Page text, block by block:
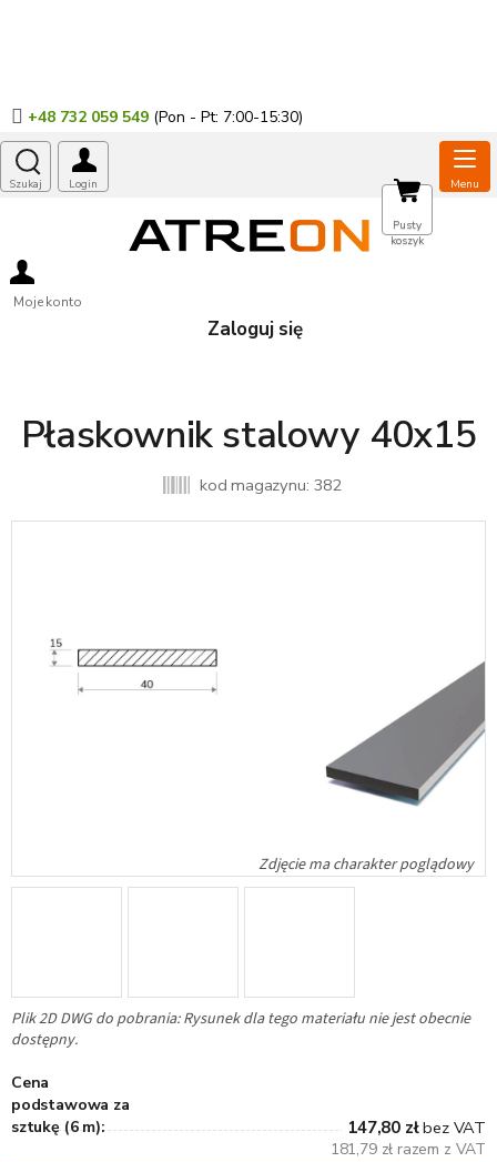
+48 732 059 549
Moje konto
Zaloguj się
KOSZYK
Pusty
koszyk
Płaskownik stalowy 40x15
kod magazynu: 382
Plik 2D DWG do pobrania: Rysunek dla tego materiału nie jest obecnie
dostępny.
Cena
podstawowa za
sztukę (6 m):
147,80 złbez VAT
181,79 zł razem z VAT